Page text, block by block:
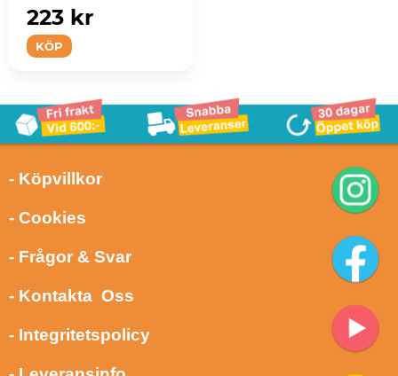
KÖP
223 kr
- Köpvillkor
- Cookies
- Frågor & Svar
- Kontakta Oss
- Integritetspolicy